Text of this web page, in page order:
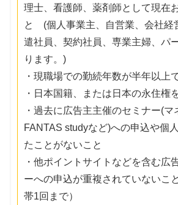
理士、看護師、薬剤師として現在
と (個人事業主、自営業、会社経
遣社員、契約社員、専業主婦、パ
ります。)
・現職場での勤続年数が半年以上
・日本国籍、または日本の永住権
・過去に広告主主催のセミナー(マ
FANTAS studyなど)への申込や個
たことがないこと
・他ポイントサイトなどを含む広
ーへの申込が重複されていないこ
帯1回まで）